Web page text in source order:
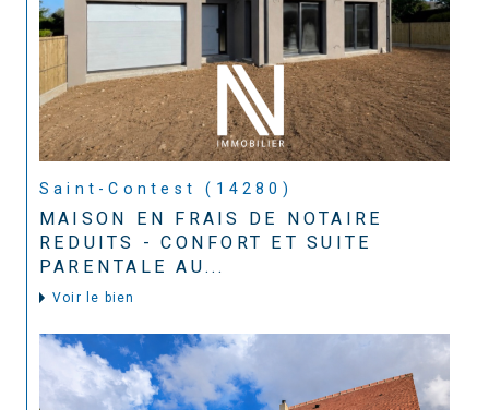
Saint-Contest (14280)
MAISON EN FRAIS DE NOTAIRE
REDUITS - CONFORT ET SUITE
PARENTALE AU...
Voir le bien